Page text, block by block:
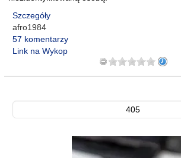
Szczegóły
afro1984
57 komentarzy
Link na Wykop
405